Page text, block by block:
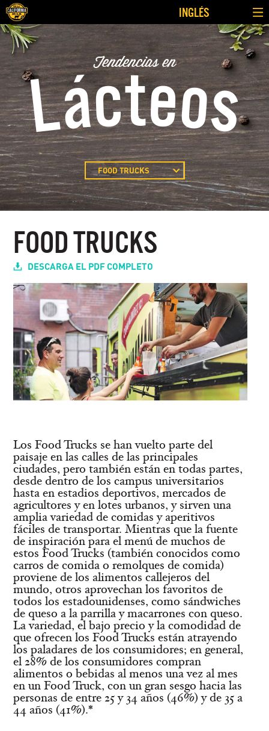
INGLÉS
Tendencias en
Lácteos
FOOD TRUCKS
HAMBURGUESAS
GELATO
DESAYUNO
PAN PLANO
FAST-CASUAL PIZZA
FOOD TRUCKS
DESCARGA EL PDF COMPLETO
Los Food Trucks se han vuelto parte del
paisaje en las calles de las principales
ciudades, pero también están en todas partes,
desde dentro de los campus universitarios
hasta en estadios deportivos, mercados de
agricultores y en lotes urbanos, y sirven una
amplia variedad de comidas y aperitivos
fáciles de transportar. Mientras que la fuente
de inspiración para el menú de muchos de
estos Food Trucks (también conocidos como
carros de comida o remolques de comida)
proviene de los alimentos callejeros del
mundo, otros aprovechan los favoritos de
todos los estadounidenses, como sándwiches
de queso a la parrilla y macarrones con queso.
La variedad, el bajo precio y la comodidad de
que ofrecen los Food Trucks están atrayendo
los paladares de los consumidores; en general,
el 28% de los consumidores compran
alimentos o bebidas al menos una vez al mes
en un Food Truck, con un gran sesgo hacia las
personas de entre 25 y 34 años (46%) y de 35 a
44 años (41%).*